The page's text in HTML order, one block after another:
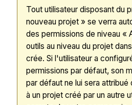
Tout utilisateur disposant du
nouveau projet » se verra
des permissions de niveau «
outils au niveau du projet
crée. Si l'utilisateur a
permissions par défaut, son
par défaut ne lui sera attribué
à un projet créé par un autre